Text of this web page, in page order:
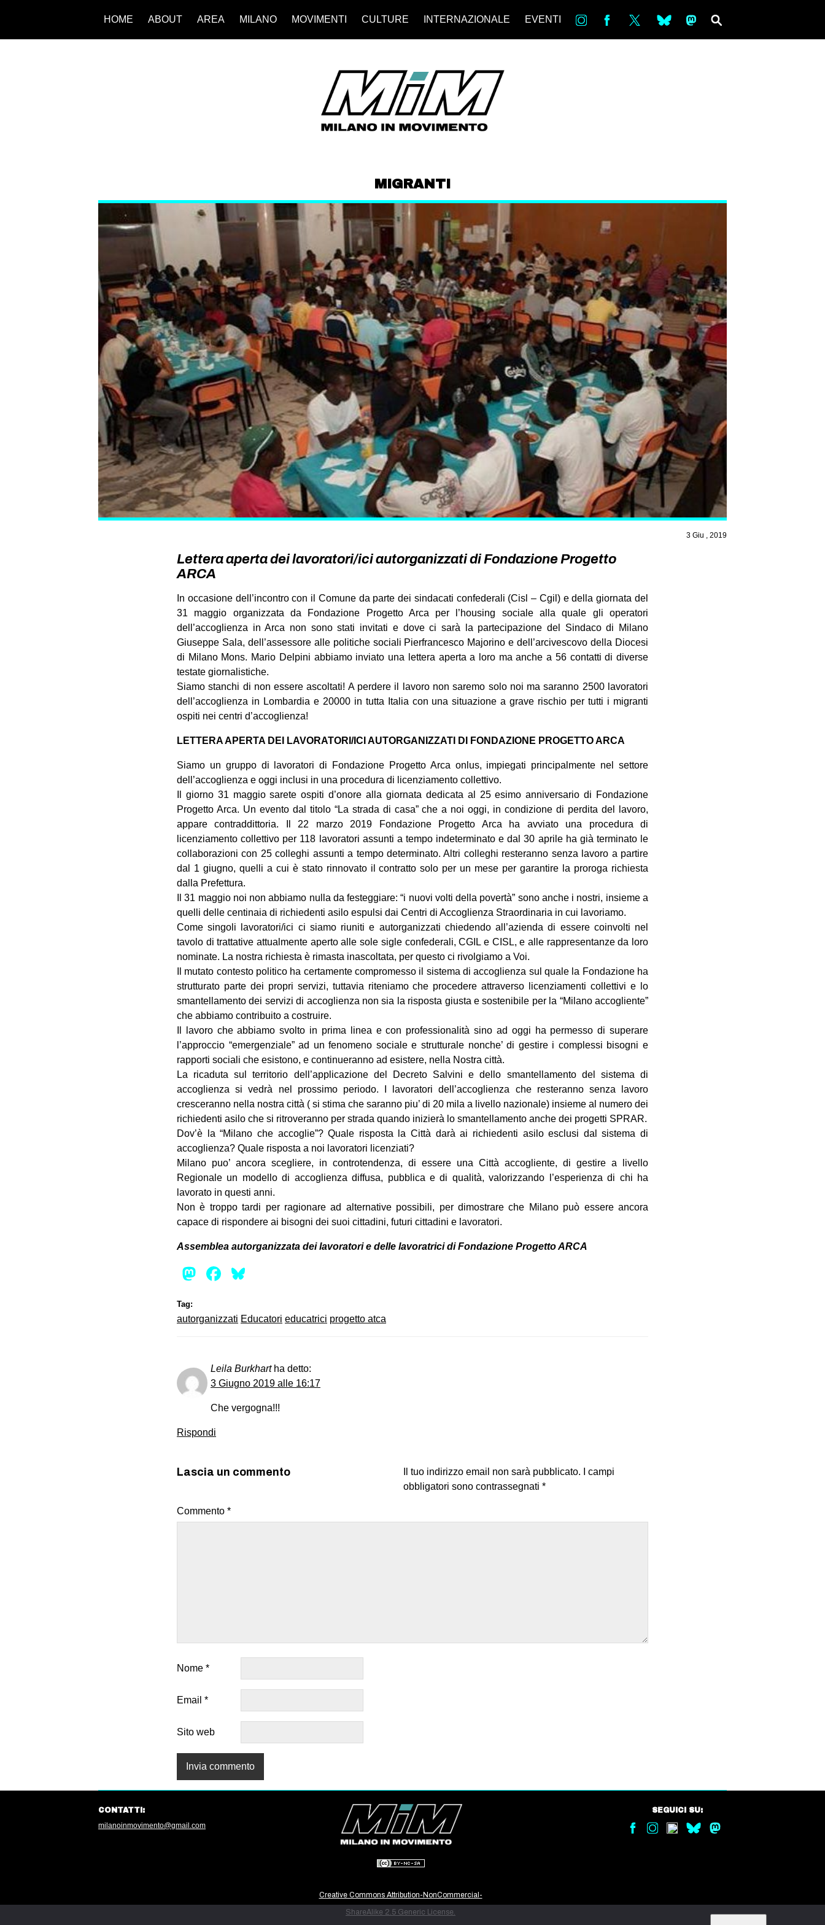
HOME ABOUT AREA MILANO MOVIMENTI CULTURE INTERNAZIONALE EVENTI in bsky ms
MIGRANTI
3 Giu , 2019
Lettera aperta dei lavoratori/ici autorganizzati di Fondazione Progetto
ARCA
In occasione dell’incontro con il Comune da parte dei sindacati confederali (Cisl – Cgil) e della giornata del
31 maggio organizzata da Fondazione Progetto Arca per l’housing sociale alla quale gli operatori
dell’accoglienza in Arca non sono stati invitati e dove ci sarà la partecipazione del Sindaco di Milano
Giuseppe Sala, dell’assessore alle politiche sociali Pierfrancesco Majorino e dell’arcivescovo della Diocesi
di Milano Mons. Mario Delpini abbiamo inviato una lettera aperta a loro ma anche a 56 contatti di diverse
testate giornalistiche.
Siamo stanchi di non essere ascoltati! A perdere il lavoro non saremo solo noi ma saranno 2500 lavoratori
dell’accoglienza in Lombardia e 20000 in tutta Italia con una situazione a grave rischio per tutti i migranti
ospiti nei centri d’accoglienza!
LETTERA APERTA DEI LAVORATORI/ICI AUTORGANIZZATI DI FONDAZIONE PROGETTO ARCA
Siamo un gruppo di lavoratori di Fondazione Progetto Arca onlus, impiegati principalmente nel settore
dell’accoglienza e oggi inclusi in una procedura di licenziamento collettivo.
Il giorno 31 maggio sarete ospiti d’onore alla giornata dedicata al 25 esimo anniversario di Fondazione
Progetto Arca. Un evento dal titolo “La strada di casa” che a noi oggi, in condizione di perdita del lavoro,
appare contraddittoria. Il 22 marzo 2019 Fondazione Progetto Arca ha avviato una procedura di
licenziamento collettivo per 118 lavoratori assunti a tempo indeterminato e dal 30 aprile ha già terminato le
collaborazioni con 25 colleghi assunti a tempo determinato. Altri colleghi resteranno senza lavoro a partire
dal 1 giugno, quelli a cui è stato rinnovato il contratto solo per un mese per garantire la proroga richiesta
dalla Prefettura.
Il 31 maggio noi non abbiamo nulla da festeggiare: “i nuovi volti della povertà” sono anche i nostri, insieme a
quelli delle centinaia di richiedenti asilo espulsi dai Centri di Accoglienza Straordinaria in cui lavoriamo.
Come singoli lavoratori/ici ci siamo riuniti e autorganizzati chiedendo all’azienda di essere coinvolti nel
tavolo di trattative attualmente aperto alle sole sigle confederali, CGIL e CISL, e alle rappresentanze da loro
nominate. La nostra richiesta è rimasta inascoltata, per questo ci rivolgiamo a Voi.
Il mutato contesto politico ha certamente compromesso il sistema di accoglienza sul quale la Fondazione ha
strutturato parte dei propri servizi, tuttavia riteniamo che procedere attraverso licenziamenti collettivi e lo
smantellamento dei servizi di accoglienza non sia la risposta giusta e sostenibile per la “Milano accogliente”
che abbiamo contribuito a costruire.
Il lavoro che abbiamo svolto in prima linea e con professionalità sino ad oggi ha permesso di superare
l’approccio “emergenziale” ad un fenomeno sociale e strutturale nonche’ di gestire i complessi bisogni e
rapporti sociali che esistono, e continueranno ad esistere, nella Nostra città.
La ricaduta sul territorio dell’applicazione del Decreto Salvini e dello smantellamento del sistema di
accoglienza si vedrà nel prossimo periodo. I lavoratori dell’accoglienza che resteranno senza lavoro
cresceranno nella nostra città ( si stima che saranno piu’ di 20 mila a livello nazionale) insieme al numero dei
richiedenti asilo che si ritroveranno per strada quando inizierà lo smantellamento anche dei progetti SPRAR.
Dov’è la “Milano che accoglie”? Quale risposta la Città darà ai richiedenti asilo esclusi dal sistema di
accoglienza? Quale risposta a noi lavoratori licenziati?
Milano puo’ ancora scegliere, in controtendenza, di essere una Città accogliente, di gestire a livello
Regionale un modello di accoglienza diffusa, pubblica e di qualità, valorizzando l’esperienza di chi ha
lavorato in questi anni.
Non è troppo tardi per ragionare ad alternative possibili, per dimostrare che Milano può essere ancora
capace di rispondere ai bisogni dei suoi cittadini, futuri cittadini e lavoratori.
Assemblea autorganizzata dei lavoratori e delle lavoratrici di Fondazione Progetto ARCA
Mastodon
Facebook
Tag:
autorganizzati Educatori educatrici progetto atca
Leila Burkhart ha detto:
3 Giugno 2019 alle 16:17
Che vergogna!!!
Rispondi
Lascia un commento Il tuo indirizzo email non sarà pubblicato.
I campi
obbligatori sono contrassegnati *
Commento *
Nome *
Email *
Sito web
Creative Commons Attribution-NonCommercial-
ShareAlike 2.5 Generic License.
CONTATTI:
milanoinmovimento@gmail.com
SEGUICI SU: